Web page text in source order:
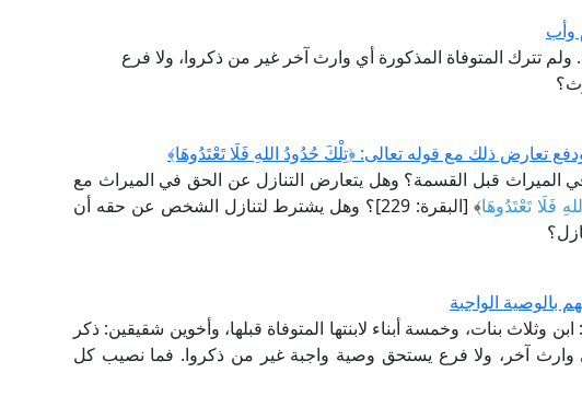
وأب
تترك المتوفاة المذكورة أي وارث آخر غير من ذكروا، ولا فرع
تعارض ذلك مع قوله تعالى: ﴿تِلْكَ حُدُودُ اللهِ فَلَا تَعْتَدُوهَا﴾
قبل القسمة؟ وهل يتعارض التنازل عن الحق في الميراث مع
فَلَا تَعْتَدُوهَا
﴾ [البقرة: 229]؟ وهل يشترط لتنازل الشخص عن حقه أن
بالوصية الواجبة
عن: أولاد ابن: ابن وثلاث بنات، وخمسة أبناء لابنتها المتوفاة قبلها، وأخوين شقيقين: ذكر
وارث آخر، ولا فرع يستحق وصية واجبة غير من ذكروا. فما نصيب كل